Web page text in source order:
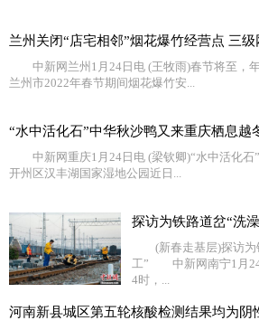
兰州关闭“店宅相邻”烟花爆竹经营点 三
中新网兰州1月24日电 (王牧雨)春节将至，
兰州市2022年春节期间烟花爆竹安...
“水中活化石”中华秋沙鸭又来重庆栖息越
中新网重庆1月24日电 (梁钦卿)“水中活化石
开州区汉丰湖国家湿地公园近日...
探访为铁路道岔“洗
(新春走基层)探访为
工” 中新网南宁1月24
4时，...
河南新县城区第五轮核酸检测结果均为阴